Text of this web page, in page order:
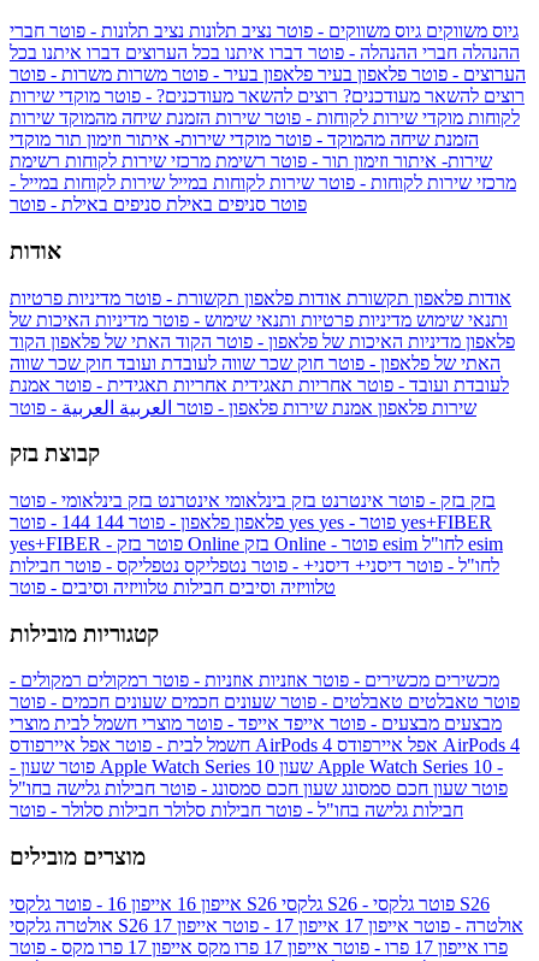
גיוס משווקים גיוס משווקים - פוטר נציב תלונות נציב תלונות - פוטר חברי
ההנהלה חברי ההנהלה - פוטר דברו איתנו בכל הערוצים דברו איתנו בכל
הערוצים - פוטר פלאפון בעיר פלאפון בעיר - פוטר משרות משרות - פוטר
רוצים להשאר מעודכנים? רוצים להשאר מעודכנים? - פוטר מוקדי שירות
לקוחות מוקדי שירות לקוחות - פוטר שירות הזמנת שיחה מהמוקד שירות
הזמנת שיחה מהמוקד - פוטר מוקדי שירות- איתור וזימון תור מוקדי
שירות- איתור וזימון תור - פוטר רשימת מרכזי שירות לקוחות רשימת
מרכזי שירות לקוחות - פוטר שירות לקוחות במייל שירות לקוחות במייל -
פוטר סניפים באילת סניפים באילת - פוטר
אודות
אודות פלאפון תקשורת אודות פלאפון תקשורת - פוטר מדיניות פרטיות
ותנאי שימוש מדיניות פרטיות ותנאי שימוש - פוטר מדיניות האיכות של
פלאפון מדיניות האיכות של פלאפון - פוטר הקוד האתי של פלאפון הקוד
האתי של פלאפון - פוטר חוק שכר שווה לעובדת ועובד חוק שכר שווה
לעובדת ועובד - פוטר אחריות תאגידית אחריות תאגידית - פוטר אמנת
שירות פלאפון אמנת שירות פלאפון - פוטר العربية العربية - פוטר
קבוצת בזק
בזק בזק - פוטר אינטרנט בזק בינלאומי אינטרנט בזק בינלאומי - פוטר
פלאפון פלאפון - פוטר 144 yes
yes+FIBER
yes+FIBER - פוטר בזק Online
esim
לחו"ל - פוטר דיסני+ דיסני+ - פוטר נטפליקס נטפליקס - פוטר חבילות
טלוויזיה וסיבים חבילות טלוויזיה וסיבים - פוטר
קטגוריות מובילות
מכשירים מכשירים - פוטר אוזניות אוזניות - פוטר רמקולים רמקולים -
פוטר טאבלטים טאבלטים - פוטר שעונים חכמים שעונים חכמים - פוטר
מבצעים מבצעים - פוטר אייפד אייפד - פוטר מוצרי חשמל לבית מוצרי
חשמל לבית - פוטר אפל איירפודס AirPods 4 אפל איירפודס AirPods 4
- פוטר שעון Apple Watch Series 10 שעון Apple Watch Series 10 -
פוטר שעון חכם סמסונג שעון חכם סמסונג - פוטר חבילות גלישה בחו"ל
חבילות גלישה בחו"ל - פוטר חבילות סלולר חבילות סלולר - פוטר
מוצרים מובילים
אייפון 16 אייפון 16 - פוטר גלקסי S26 גלקסי S26 - פוטר גלקסי S26
אולטרה
גלקסי S26 אולטרה - פוטר אייפון 17 אייפון 17 - פוטר
אייפון 17
פרו אייפון 17 פרו - פוטר אייפון 17 פרו מקס
אייפון 17 פרו מקס - פוטר